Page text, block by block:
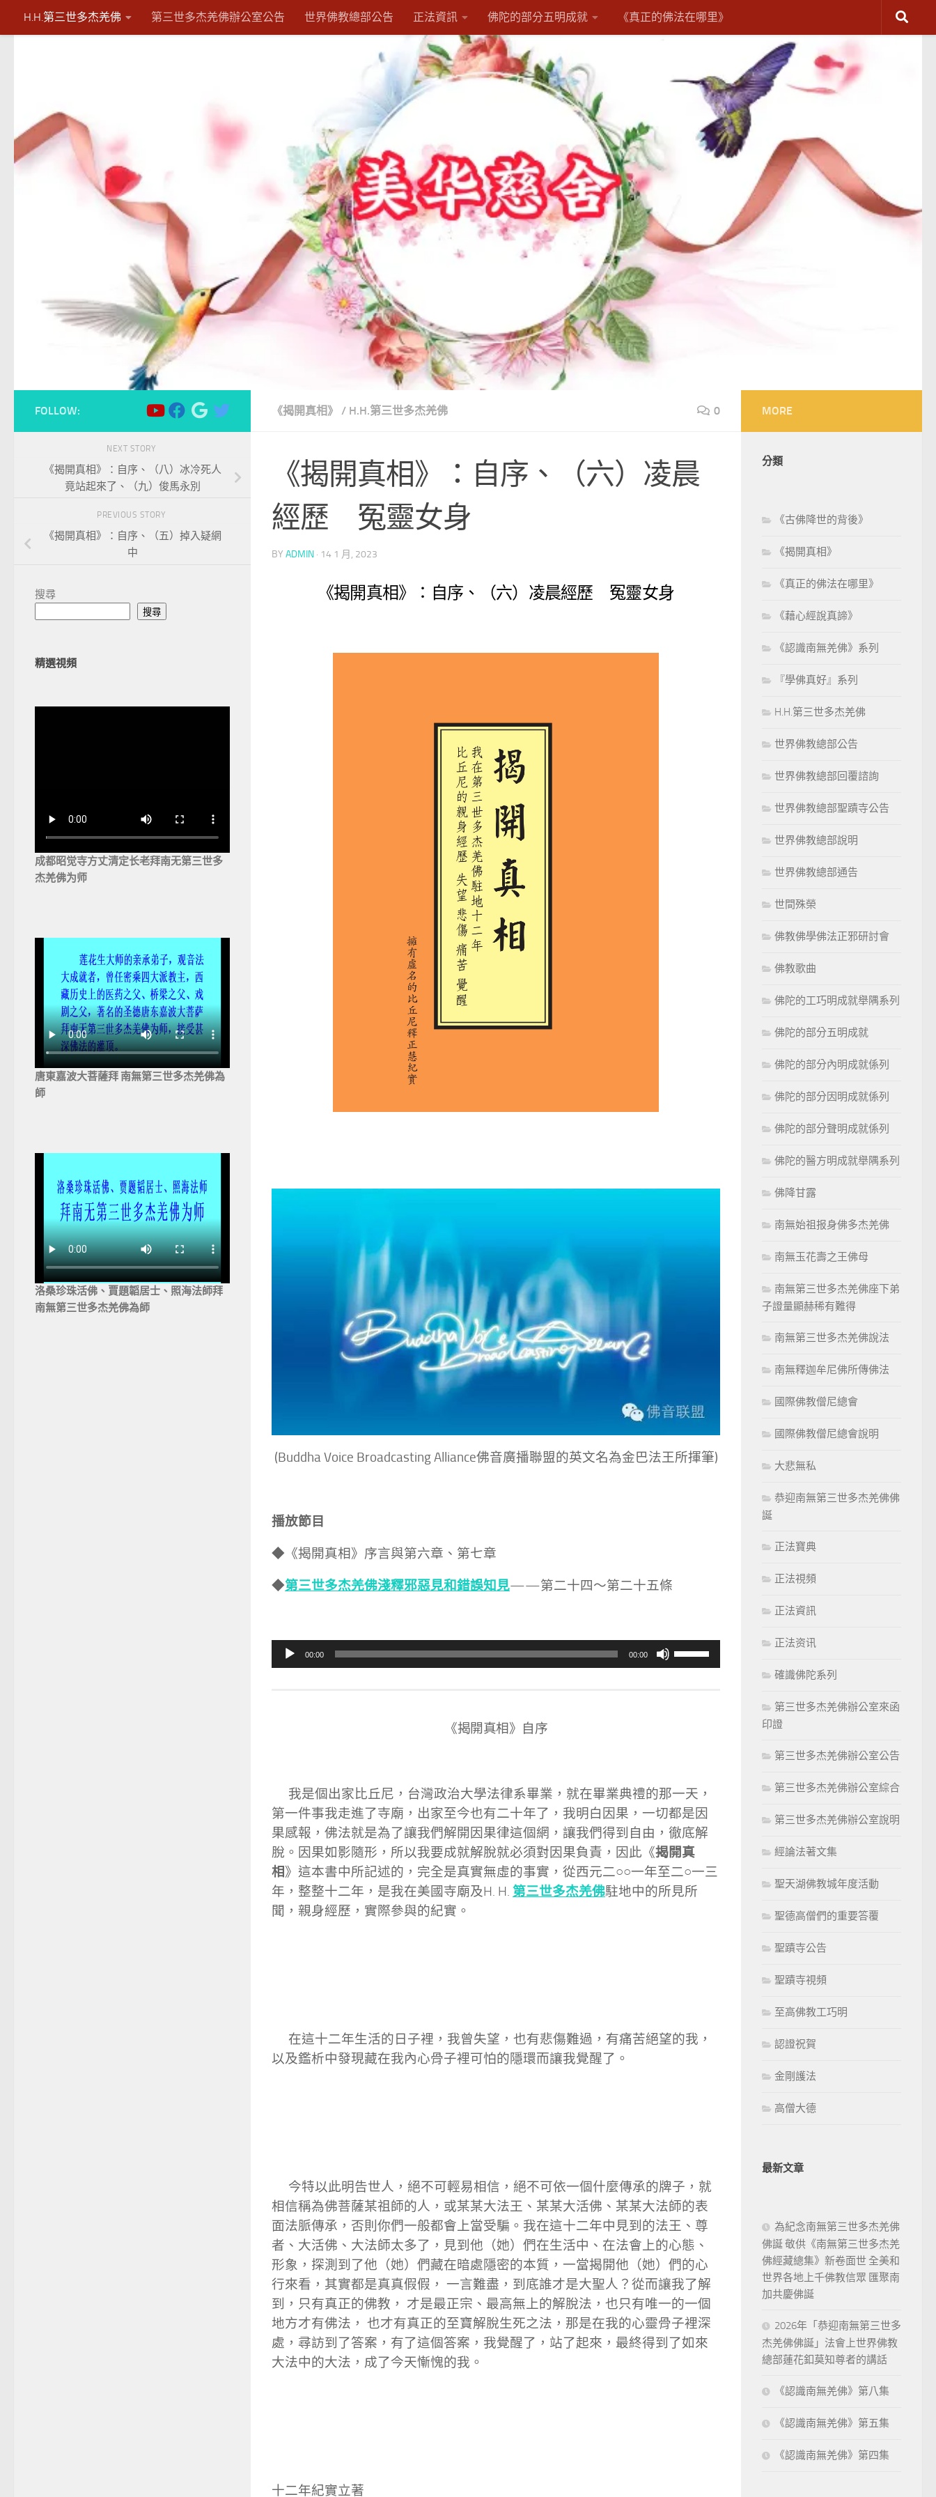
Skip to content
H.H.第三世多杰羌佛 第三世多杰羌佛辦公室公告 世界佛教總部公告 正法資訊 佛陀的部分五明成就 《真正的佛法在哪里》
《揭開真相》 / H.H.第三世多杰羌佛 0
《揭開真相》：自序、（六）凌晨
經歷 冤靈女身
BY ADMIN · 14 1 月, 2023
《揭開真相》：自序、（六）凌晨經歷 冤靈女身
(Buddha Voice Broadcasting Alliance佛音廣播聯盟的英文名為金巴法王所揮筆)
播放節目
◆《揭開真相》序言與第六章、第七章
◆第三世多杰羌佛淺釋邪惡見和錯誤知見——第二十四～第二十五條
訊
00:00 00:00
使
用
提
高
或
降
低
《揭開真相》自序
我是個出家比丘尼，台灣政治大學法律系畢業，就在畢業典禮的那一天，
第一件事我走進了寺廟，出家至今也有二十年了，我明白因果，一切都是因
果感報，佛法就是為了讓我們解開因果律這個網，讓我們得到自由，徹底解
脫。因果如影隨形，所以我要成就解脫就必須對因果負責，因此《揭開真
相》這本書中所記述的，完全是真實無虛的事實，從西元二○○一年至二○一三
年，整整十二年，是我在美國寺廟及H. H. 第三世多杰羌佛駐地中的所見所
聞，親身經歷，實際參與的紀實。
在這十二年生活的日子裡，我曾失望，也有悲傷難過，有痛苦絕望的我，
以及鑑析中發現藏在我內心骨子裡可怕的隱環而讓我覺醒了。
今特以此明告世人，絕不可輕易相信，絕不可依一個什麼傳承的牌子，就
相信稱為佛菩薩某祖師的人，或某某大法王、某某大活佛、某某大法師的表
面法脈傳承，否則你們一般都會上當受騙。我在這十二年中見到的法王、尊
者、大活佛、大法師太多了，見到他（她）們在生活中、在法會上的心態、
形象，探測到了他（她）們藏在暗處隱密的本質，一當揭開他（她）們的心
行來看，其實都是真真假假， 一言難盡，到底誰才是大聖人？從而讓我了解
到，只有真正的佛教， 才是最正宗、最高無上的解脫法，也只有唯一的一個
地方才有佛法， 也才有真正的至寶解脫生死之法，那是在我的心靈骨子裡深
處，尋訪到了答案，有了這個答案，我覺醒了，站了起來，最終得到了如來
大法中的大法，成了今天慚愧的我。
十二年紀實立著
FOLLOW:
NEXT STORY
《揭開真相》：自序、（八）冰冷死人
竟站起來了、（九）俊馬永別
PREVIOUS STORY
《揭開真相》：自序、（五）掉入疑網
中
搜尋
搜尋
精選視頻
成都昭觉寺方丈清定长老拜南无第三世多
杰羌佛为师
唐東嘉波大菩薩拜 南無第三世多杰羌佛為
師
洛桑珍珠活佛、賈題韜居士、照海法師拜
南無第三世多杰羌佛為師
MORE
分類
《古佛降世的背後》
《揭開真相》
《真正的佛法在哪里》
《藉心經說真諦》
《認識南無羌佛》系列
『學佛真好』系列
H.H.第三世多杰羌佛
世界佛教總部公告
世界佛教總部回覆諮詢
世界佛教總部聖蹟寺公告
世界佛教總部說明
世界佛教總部通告
世間殊榮
佛教佛學佛法正邪研討會
佛教歌曲
佛陀的工巧明成就舉隅系列
佛陀的部分五明成就
佛陀的部分內明成就係列
佛陀的部分因明成就係列
佛陀的部分聲明成就係列
佛陀的醫方明成就舉隅系列
佛降甘露
南無始祖报身佛多杰羌佛
南無玉花壽之王佛母
南無第三世多杰羌佛座下弟
子證量顯赫稀有難得
南無第三世多杰羌佛說法
南無釋迦牟尼佛所傳佛法
國際佛教僧尼總會
國際佛教僧尼總會說明
大悲無私
恭迎南無第三世多杰羌佛佛
誕
正法寶典
正法視頻
正法資訊
正法资讯
確識佛陀系列
第三世多杰羌佛辦公室來函
印證
第三世多杰羌佛辦公室公告
第三世多杰羌佛辦公室綜合
第三世多杰羌佛辦公室說明
經論法著文集
聖天湖佛教城年度活動
聖德高僧們的重要答覆
聖蹟寺公告
聖蹟寺視頻
至高佛教工巧明
認證祝賀
金剛護法
高僧大德
最新文章
為紀念南無第三世多杰羌佛
佛誕 敬供《南無第三世多杰羌
佛經藏總集》新卷面世 全美和
世界各地上千佛教信眾 匯聚南
加共慶佛誕
2026年「恭迎南無第三世多
杰羌佛佛誕」法會上世界佛教
總部蓮花釦莫知尊者的講話
《認識南無羌佛》第八集
《認識南無羌佛》第五集
《認識南無羌佛》第四集